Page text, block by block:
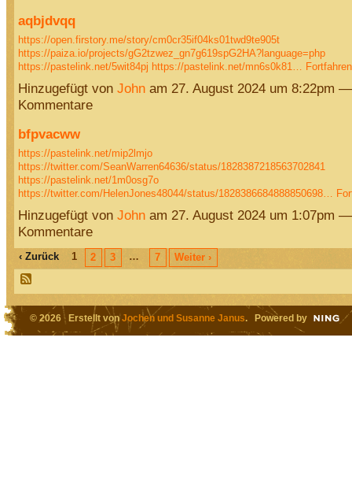
aqbjdvqq
https://open.firstory.me/story/cm0cr35if04ks01twd9te905t
https://paiza.io/projects/gG2tzwez_gn7g619spG2HA?language=php
https://pastelink.net/5wit84pj https://pastelink.net/mn6s0k81… Fortfahren
Hinzugefügt von Johnam 27. August 2024 um 8:22pm
Kommentare
bfpvacww
https://pastelink.net/mip2lmjo
https://twitter.com/SeanWarren64636/status/1828387218563702841
https://pastelink.net/1m0osg7o
https://twitter.com/HelenJones48044/status/1828386684888850698…
Hinzugefügt von Johnam 27. August 2024 um 1:07pm
Kommentare
‹ Zurück 1 2 3 … 7 Weiter ›
© 2026 Erstellt vonJochen und Susanne Janus. Powered by